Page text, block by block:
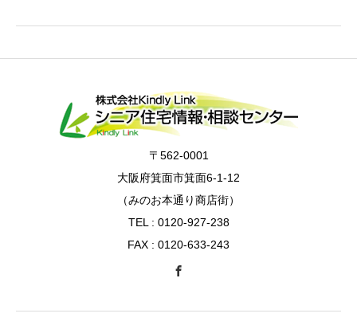
〒562-0001
大阪府箕面市箕面6-1-12
（みのお本通り商店街）
TEL : 0120-927-238
FAX : 0120-633-243